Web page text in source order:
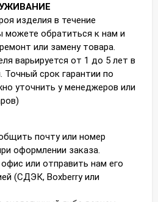
изделия в течение
можете обратиться к нам и
или замену товара.
варьируется от 1 до 5 лет в
Точный срок гарантии по
уточнить у менеджеров или
почту или номер
оформлении заказа.
или отправить нам его
(СДЭК, Boxberry или